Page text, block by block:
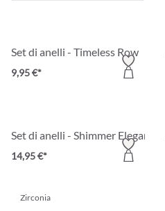
Set di anelli - Timeless Row
9,95 €*
Set di anelli - Shimmer Elegance
14,95 €*
Zirconia